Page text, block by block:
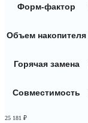
Форм-фактор
Объем накопителя
Горячая замена
Совместимость
25 181 ₽